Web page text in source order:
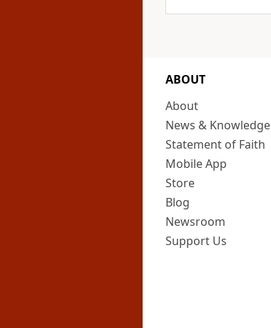
ABOUT
About
News & Knowledge
Statement of Faith
Mobile App
Store
Blog
Newsroom
Support Us